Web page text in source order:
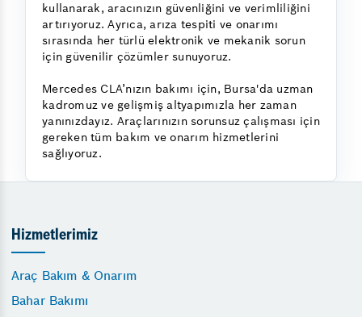
kullanarak, aracınızın güvenliğini ve verimliliğini
artırıyoruz. Ayrıca, arıza tespiti ve onarımı
sırasında her türlü elektronik ve mekanik sorun
için güvenilir çözümler sunuyoruz.
Mercedes CLA’nızın bakımı için, Bursa'da uzman
kadromuz ve gelişmiş altyapımızla her zaman
yanınızdayız. Araçlarınızın sorunsuz çalışması için
gereken tüm bakım ve onarım hizmetlerini
sağlıyoruz.
Hizmetlerimiz
Araç Bakım & Onarım
Bahar Bakımı